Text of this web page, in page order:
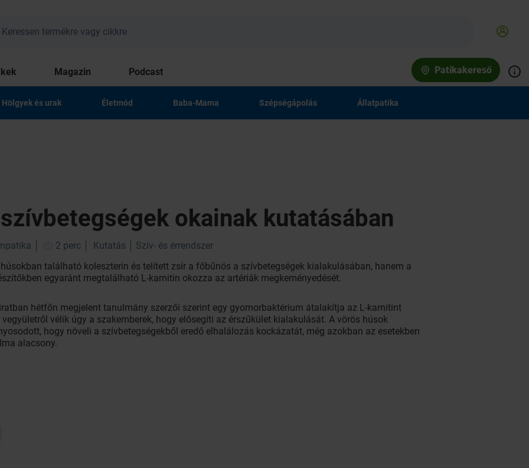
Magazin Podcast Patikakereső
Hölgyek és urak Életmód Baba-Mama Szépségápolás Állatpatika
okainak kutatásában
2 perc Kutatás
Szív- és érrendszer
található koleszterin és telített zsír a főbűnös a szívbetegségek kialakulásában, hanem a
egyaránt megtalálható L-karnitin okozza az artériák megkeményedését.
hétfőn megjelent tanulmány szerzői szerint egy gyomorbaktérium átalakítja az L-karnitint
vélik úgy a szakemberek, hogy elősegíti az érszűkület kialakulását. A vörös húsok
hogy növeli a szívbetegségekből eredő elhalálozás kockázatát, még azokban az esetekben
alacsony.